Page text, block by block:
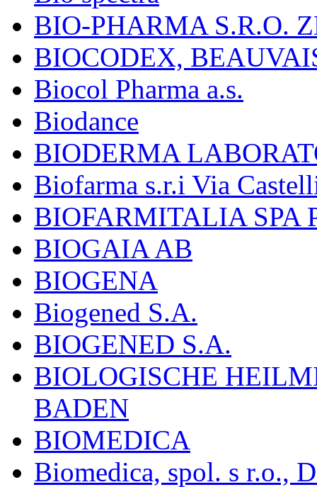
BIO-PHARMA S.R.O.
BIOCODEX,
Biocol Pharma a.s.
Biodance
BIODERMA
Biofarma s.r.i Via
BIOFARMITALIA SPA
BIOGAIA AB
BIOGENA
Biogened S.A.
BIOGENED S.A.
BIOLOGISCHE
BADEN
BIOMEDICA
Biomedica, spol. s r.o.,